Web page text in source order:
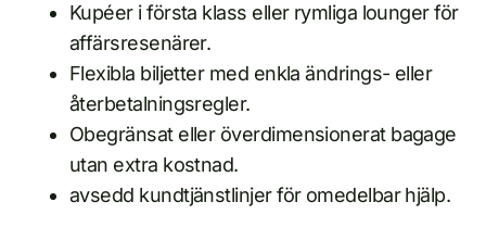
Kupéer i första klass eller rymliga lounger för
affärsresenärer.
Flexibla biljetter med enkla ändrings- eller
återbetalningsregler.
Obegränsat eller överdimensionerat bagage
utan extra kostnad.
avsedd kundtjänstlinjer för omedelbar hjälp.